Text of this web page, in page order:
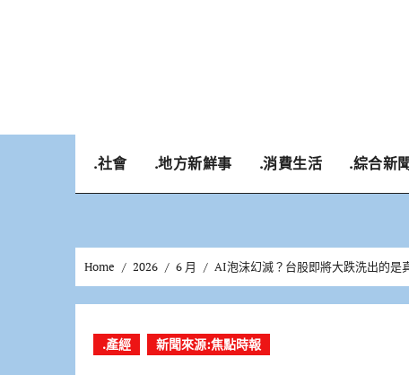
.社會 .地方新鮮事 .消費生活 .綜合新
Home 2026 6 月 AI泡沫幻滅？台股即將大跌洗出的是
.產經 新聞來源:焦點時報